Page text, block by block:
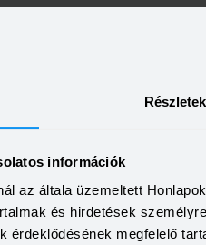
Részletek
információk
az általa üzemeltett
és hirdetések
érdeklődésének megfelelő
Tovább a